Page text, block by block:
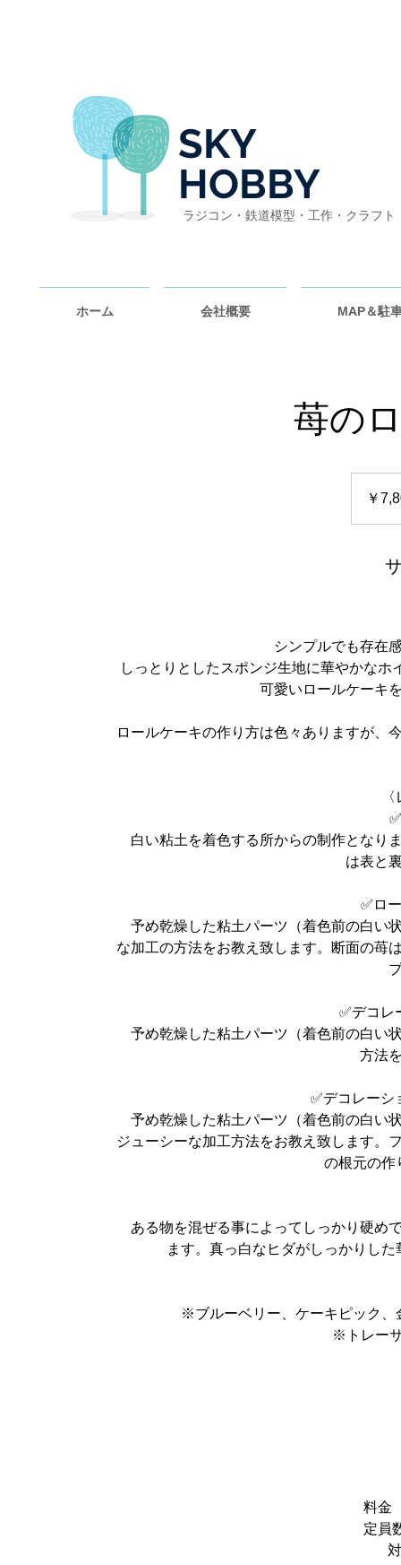
SKY
HOBBY
ラジコン・鉄道模型・工作・クラフト
ホーム 会社概要 MAP＆駐
苺の
￥
シンプルでも存在
しっとりとしたスポンジ生地に華やかな
可愛いロールケーキ
ロールケーキの作り方は色々ありますが、
白い粘土を着色する所からの制作となり
は表と
✅ロ
予め乾燥した粘土パーツ（着色前の白い
な加工の方法をお教え致します。断面の苺
✅デコレ
予め乾燥した粘土パーツ（着色前の白い
方法
✅デコレーシ
予め乾燥した粘土パーツ（着色前の白い
ジューシーな加工方法をお教え致します。
の根元の作
ある物を混ぜる事によってしっかり硬め
ます。真っ白なヒダがしっかりし
※ブルーベリー、ケーキピック、
※トレー
料金
定員